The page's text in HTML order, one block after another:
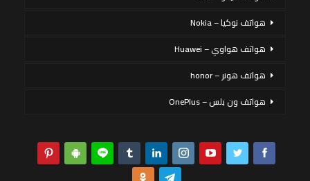
هواتف نوكيا – Nokia
هواتف هواوي – Huawei
هواتف هونر – honor
هواتف ون بلس – OnePlus